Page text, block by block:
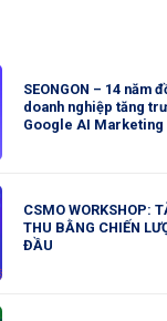
SEONGON – 14 năm
doanh nghiệp tăng
Google AI Marketing
CSMO WORKSHOP:
THU BẰNG CHIẾN
ĐẦU